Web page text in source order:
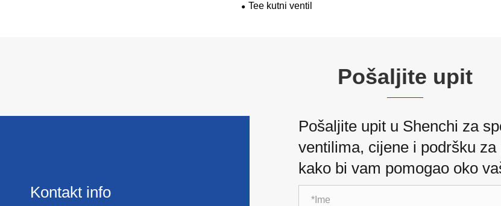
Tee kutni ventil
Pošaljite upit
Kontakt info
Pošaljite upit u Shenchi za
ventilima, cijene i podršku
kako bi vam pomogao oko